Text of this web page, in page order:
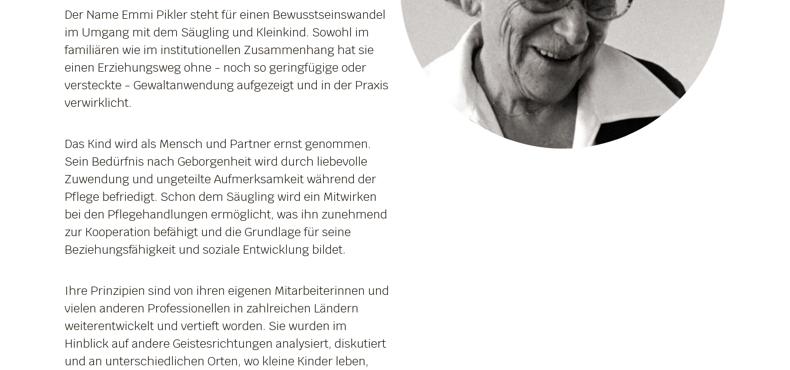
Der Name Emmi Pikler steht für einen Bewusstseinswandel
im Umgang mit dem Säugling und Kleinkind. Sowohl im
familiären wie im institutionellen Zusammenhang hat sie
einen Erziehungsweg ohne - noch so geringfügige oder
versteckte - Gewaltanwendung aufgezeigt und in der Praxis
verwirklicht.
Das Kind wird als Mensch und Partner ernst genommen.
Sein Bedürfnis nach Geborgenheit wird durch liebevolle
Zuwendung und ungeteilte Aufmerksamkeit während der
Pflege befriedigt. Schon dem Säugling wird ein Mitwirken
bei den Pflegehandlungen ermöglicht, was ihn zunehmend
zur Kooperation befähigt und die Grundlage für seine
Beziehungsfähigkeit und soziale Entwicklung bildet.
Ihre Prinzipien sind von ihren eigenen Mitarbeiterinnen und
vielen anderen Professionellen in zahlreichen Ländern
weiterentwickelt und vertieft worden. Sie wurden im
Hinblick auf andere Geistesrichtungen analysiert, diskutiert
und an unterschiedlichen Orten, wo kleine Kinder leben,